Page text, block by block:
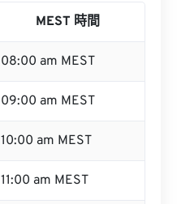
MEST 時間
08:00 am MEST
09:00 am MEST
10:00 am MEST
11:00 am MEST